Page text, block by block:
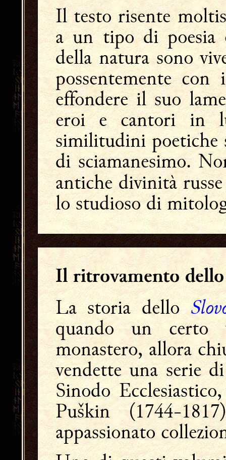
Il testo risente
a un tipo di poesia
della natura sono
possentemente
effondere il suo
eroi e cantori in
similitudini poetiche
di sciamanesimo.
antiche divinità
lo studioso di
Il ritrovamento
La storia dello
quando un certo
monastero, allora
vendette una serie
Sinodo
Puškin (1744-
appassionato